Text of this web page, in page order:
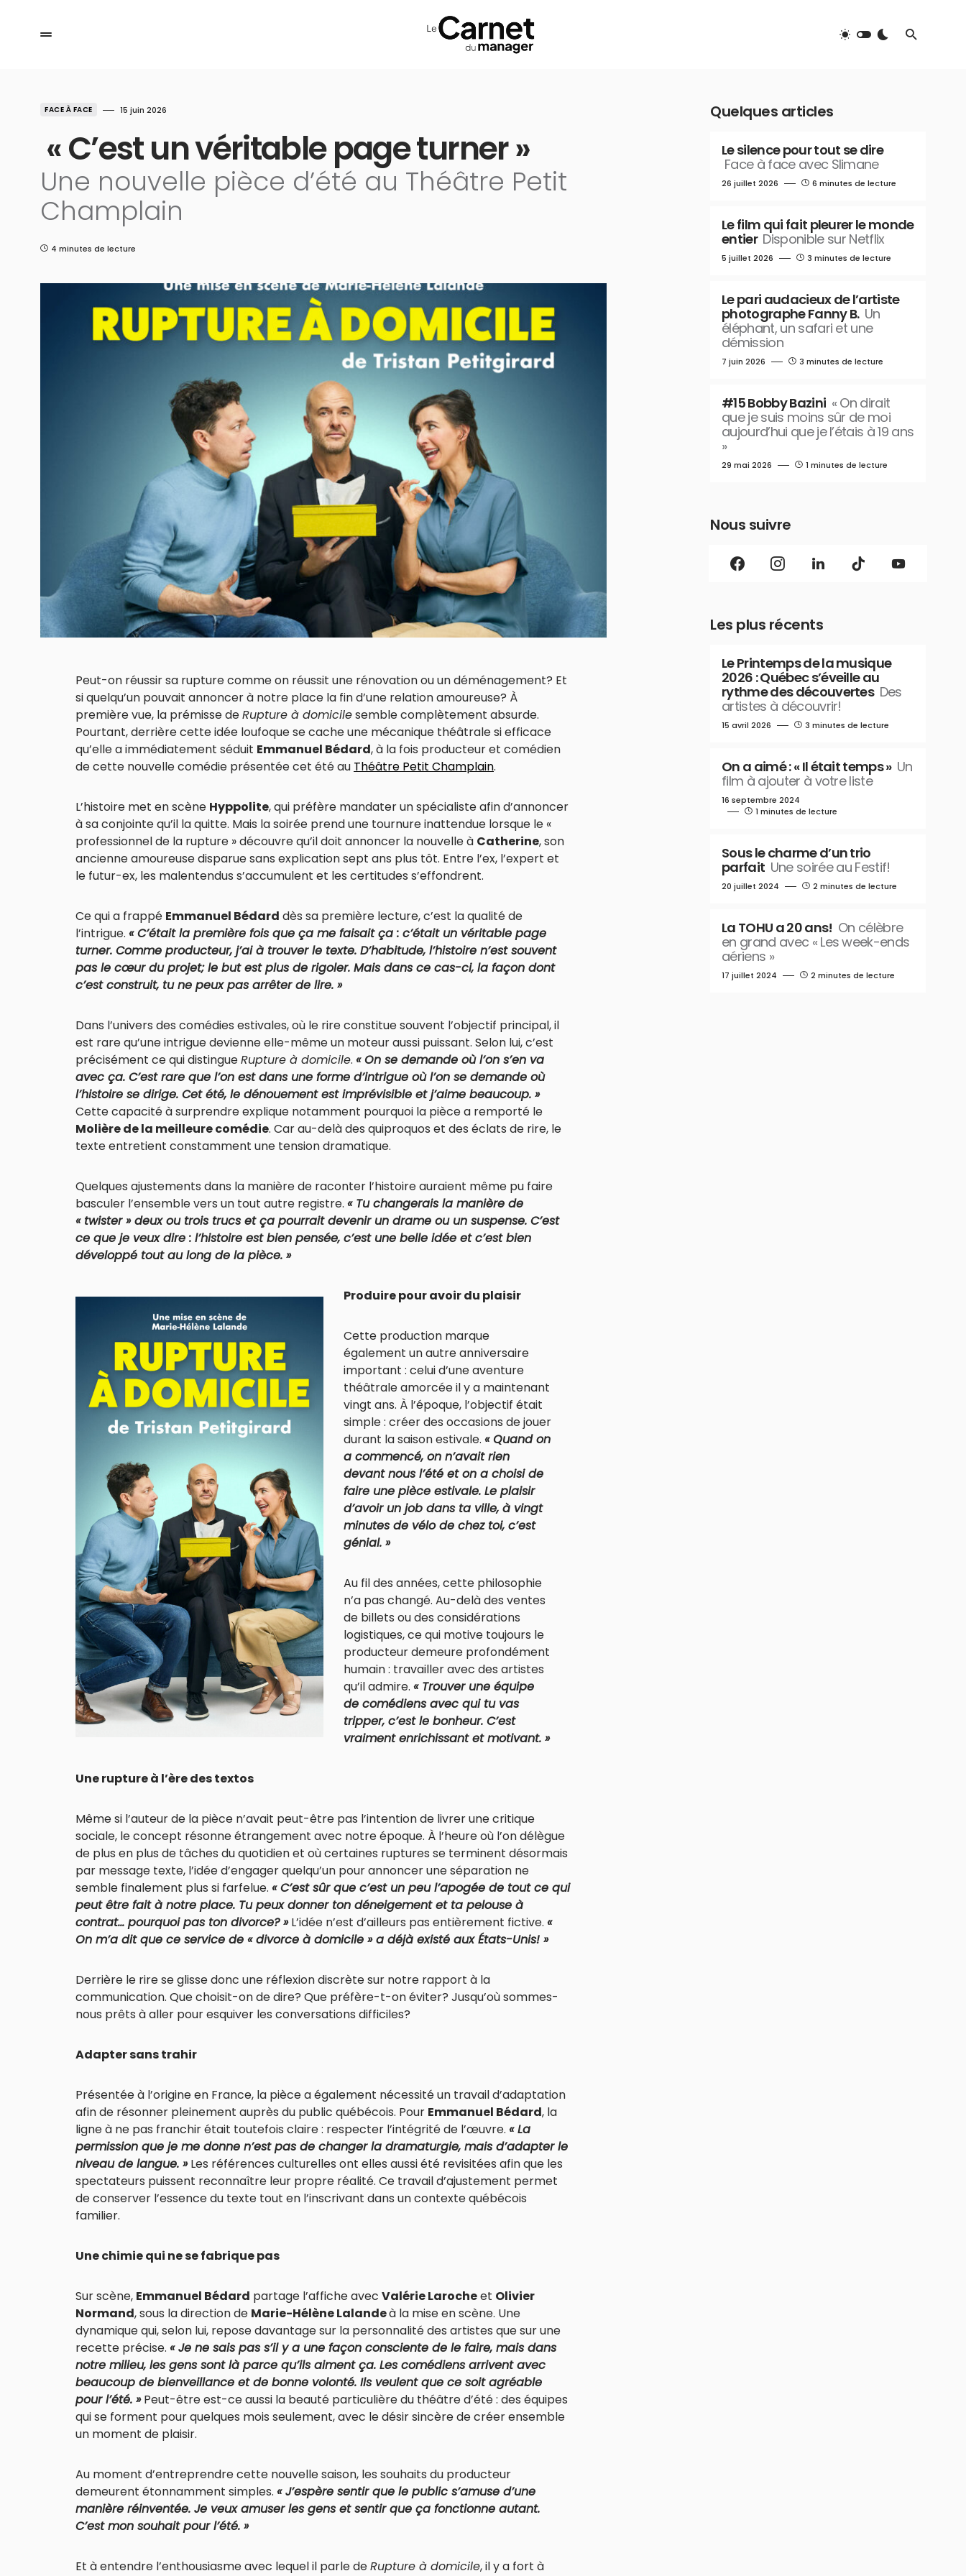
FACE À FACE 15 juin 2026
« C’est un véritable page turner »
Une nouvelle pièce d’été au Théâtre Petit
Champlain
4 minutes de lecture
Peut-on réussir sa rupture comme on réussit une rénovation ou un déménagement? Et
si quelqu’un pouvait annoncer à notre place la fin d’une relation amoureuse? À
première vue, la prémisse deRupture à domicilesemble complètement absurde.
Pourtant, derrière cette idée loufoque se cache une mécanique théâtrale si efficace
qu’elle a immédiatement séduit Emmanuel Bédard, à la fois producteur et comédien
de cette nouvelle comédie présentée cet été au Théâtre Petit Champlain.
L’histoire met en scène Hyppolite, qui préfère mandater un spécialiste afin d’annoncer
à sa conjointe qu’il la quitte. Mais la soirée prend une tournure inattendue lorsque le «
professionnel de la rupture » découvre qu’il doit annoncer la nouvelle à Catherine, son
ancienne amoureuse disparue sans explication sept ans plus tôt. Entre l’ex, l’expert et
le futur-ex, les malentendus s’accumulent et les certitudes s’effondrent.
Ce qui a frappé Emmanuel Bédard dès sa première lecture, c’est la qualité de
l’intrigue. « C’était la première fois que ça me faisait ça : c’était un véritable page
turner. Comme producteur, j’ai à trouver le texte. D’habitude, l’histoire n’est souvent
pas le cœur du projet; le but est plus de rigoler. Mais dans ce cas-ci, la façon dont
c’est construit, tu ne peux pas arrêter de lire. »
Dans l’univers des comédies estivales, où le rire constitue souvent l’objectif principal, il
est rare qu’une intrigue devienne elle-même un moteur aussi puissant. Selon lui, c’est
précisément ce qui distingueRupture à domicile. « On se demande où l’on s’en va
avec ça. C’est rare que l’on est dans une forme d’intrigue où l’on se demande où
l’histoire se dirige. Cet été, le dénouement est imprévisible et j’aime beaucoup. »
Cette capacité à surprendre explique notamment pourquoi la pièce a remporté le
Molière de la meilleure comédie. Car au-delà des quiproquos et des éclats de rire, le
texte entretient constamment une tension dramatique.
Quelques ajustements dans la manière de raconter l’histoire auraient même pu faire
basculer l’ensemble vers un tout autre registre. « Tu changerais la manière de
« twister » deux ou trois trucs et ça pourrait devenir un drame ou un suspense. C’est
ce que je veux dire : l’histoire est bien pensée, c’est une belle idée et c’est bien
développé tout au long de la pièce. »
Produire pour avoir du plaisir
Cette production marque
également un autre anniversaire
important : celui d’une aventure
théâtrale amorcée il y a maintenant
vingt ans. À l’époque, l’objectif était
simple : créer des occasions de jouer
durant la saison estivale. « Quand on
a commencé, on n’avait rien
devant nous l’été et on a choisi de
faire une pièce estivale. Le plaisir
d’avoir un job dans ta ville, à vingt
minutes de vélo de chez toi, c’est
génial. »
Au fil des années, cette philosophie
n’a pas changé. Au-delà des ventes
de billets ou des considérations
logistiques, ce qui motive toujours le
producteur demeure profondément
humain : travailler avec des artistes
qu’il admire. « Trouver une équipe
de comédiens avec qui tu vas
tripper, c’est le bonheur. C’est
vraiment enrichissant et motivant. »
Une rupture à l’ère des textos
Même si l’auteur de la pièce n’avait peut-être pas l’intention de livrer une critique
sociale, le concept résonne étrangement avec notre époque. À l’heure où l’on délègue
de plus en plus de tâches du quotidien et où certaines ruptures se terminent désormais
par message texte, l’idée d’engager quelqu’un pour annoncer une séparation ne
semble finalement plus si farfelue. « C’est sûr que c’est un peu l’apogée de tout ce qui
peut être fait à notre place. Tu peux donner ton déneigement et ta pelouse à
contrat… pourquoi pas ton divorce? »L’idée n’est d’ailleurs pas entièrement fictive. «
On m’a dit que ce service de « divorce à domicile » a déjà existé aux États-Unis! »
Derrière le rire se glisse donc une réflexion discrète sur notre rapport à la
communication. Que choisit-on de dire? Que préfère-t-on éviter? Jusqu’où sommes-
nous prêts à aller pour esquiver les conversations difficiles?
Adapter sans trahir
Présentée à l’origine en France, la pièce a également nécessité un travail d’adaptation
afin de résonner pleinement auprès du public québécois. Pour Emmanuel Bédard, la
ligne à ne pas franchir était toutefois claire : respecter l’intégrité de l’œuvre. « La
permission que je me donne n’est pas de changer la dramaturgie, mais d’adapter le
niveau de langue. »Les références culturelles ont elles aussi été revisitées afin que les
spectateurs puissent reconnaître leur propre réalité. Ce travail d’ajustement permet
de conserver l’essence du texte tout en l’inscrivant dans un contexte québécois
familier.
Une chimie qui ne se fabrique pas
Sur scène, Emmanuel Bédard partage l’affiche avec Valérie Larocheet Olivier
Normand, sous la direction de Marie-Hélène Lalandeà la mise en scène. Une
dynamique qui, selon lui, repose davantage sur la personnalité des artistes que sur une
recette précise. « Je ne sais pas s’il y a une façon consciente de le faire, mais dans
notre milieu, les gens sont là parce qu’ils aiment ça. Les comédiens arrivent avec
beaucoup de bienveillance et de bonne volonté. Ils veulent que ce soit agréable
pour l’été. »Peut-être est-ce aussi la beauté particulière du théâtre d’été : des équipes
qui se forment pour quelques mois seulement, avec le désir sincère de créer ensemble
un moment de plaisir.
Au moment d’entreprendre cette nouvelle saison, les souhaits du producteur
demeurent étonnamment simples. « J’espère sentir que le public s’amuse d’une
manière réinventée. Je veux amuser les gens et sentir que ça fonctionne autant.
C’est mon souhait pour l’été. »
Et à entendre l’enthousiasme avec lequel il parle deRupture à domicile, il y a fort à
Quelques articles
Le silence pour tout se dire
Face à face avec Slimane
26 juillet 2026 6 minutes de lecture
Le film qui fait pleurer le monde
entier Disponible sur Netflix
5 juillet 2026 3 minutes de lecture
Le pari audacieux de l’artiste
photographe Fanny B. Un
éléphant, un safari et une
démission
7 juin 2026 3 minutes de lecture
#15 Bobby Bazini « On dirait
que je suis moins sûr de moi
aujourd’hui que je l’étais à 19 ans
»
29 mai 2026 1 minutes de lecture
Nous suivre
Les plus récents
Le Printemps de la musique
2026 : Québec s’éveille au
rythme des découvertes Des
artistes à découvrir!
15 avril 2026 3 minutes de lecture
On a aimé : « Il était temps » Un
film à ajouter à votre liste
16 septembre 2024
1 minutes de lecture
Sous le charme d’un trio
parfait Une soirée au Festif!
20 juillet 2024 2 minutes de lecture
La TOHU a 20 ans! On célèbre
en grand avec « Les week-ends
aériens »
17 juillet 2024 2 minutes de lecture